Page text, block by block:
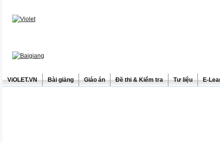
ViOLET.VN Bài giảng Giáo án Đề thi & Kiểm tra Tư liệu E-